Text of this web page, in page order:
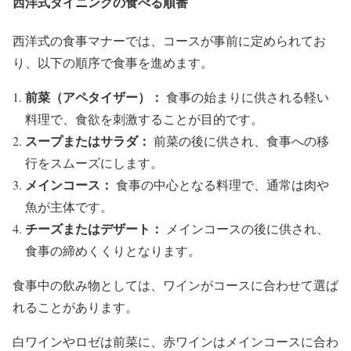
西洋式の食事マナーでは、コースが事前に定められてお
り、以下の順序で食事を進めます。
前菜（アペタイザー）： 食事の始まりに供される軽い
料理で、食欲を刺激することが目的です。
スープまたはサラダ： 前菜の後に供され、食事への移
行をスムーズにします。
メインコース： 食事の中心となる料理で、通常は肉や
魚が主体です。
チーズまたはデザート： メインコースの後に供され、
食事の締めくくりとなります。
食事中の飲み物としては、ワインがコースに合わせて選ば
れることがあります。
白ワインやロゼは前菜に、赤ワインはメインコースに合わ